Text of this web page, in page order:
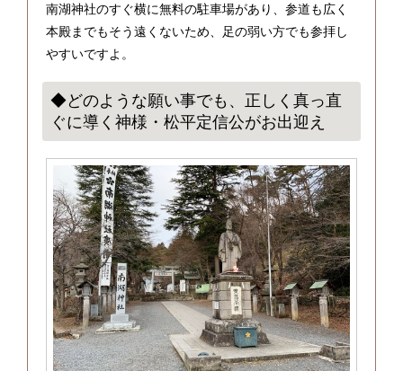
南湖神社のすぐ横に無料の駐車場があり、参道も広く
本殿までもそう遠くないため、足の弱い方でも参拝し
やすいですよ。
◆どのような願い事でも、正しく真っ直
ぐに導く神様・松平定信公がお出迎え